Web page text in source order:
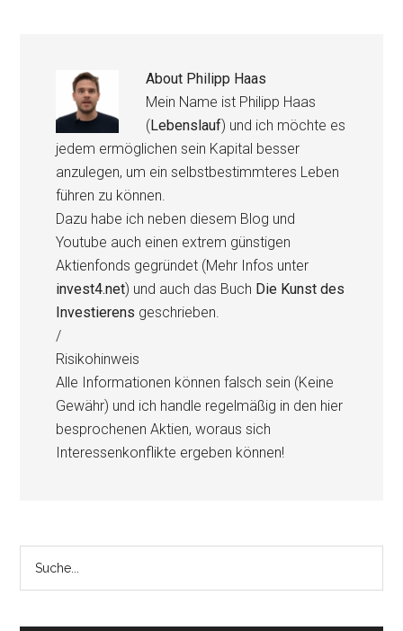
About Philipp Haas
Mein Name ist Philipp Haas
(Lebenslauf) und ich möchte es
jedem ermöglichen sein Kapital besser
anzulegen, um ein selbstbestimmteres Leben
führen zu können.
Dazu habe ich neben diesem Blog und
Youtube auch einen extrem günstigen
Aktienfonds gegründet (Mehr Infos unter
invest4.net) und auch das Buch Die Kunst des
Investierens geschrieben.
/
Risikohinweis
Alle Informationen können falsch sein (Keine
Gewähr) und ich handle regelmäßig in den hier
besprochenen Aktien, woraus sich
Interessenkonflikte ergeben können!